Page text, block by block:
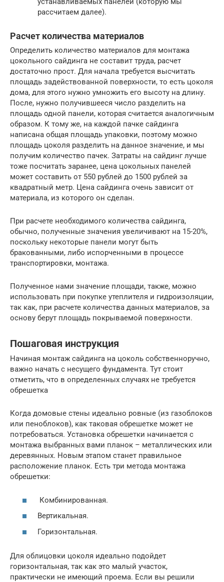
рассчитаем далее).
Расчет количества материалов
Определить количество материалов для монтажа
цокольного сайдинга не составит труда, расчет
достаточно прост. Для начала требуется высчитать
площадь задействованной поверхности, то есть цоколя
дома, для этого нужно умножить его высоту на длину.
После, нужно получившееся число разделить на
площадь одной панели, которая считается аналогичным
образом. К тому же, на каждой пачке сайдинга
написана общая площадь упаковки, поэтому можно
площадь цоколя разделить на данное значение, и мы
получим количество пачек. Затраты на сайдинг лучше
тоже посчитать заранее, цена цокольных панелей
может составить от 550 рублей до 1500 рублей за
квадратный метр. Цена сайдинга очень зависит от
материала, из которого он сделан.
При расчете необходимого количества сайдинга,
обычно, полученные значения увеличивают на 15-20%,
поскольку некоторые панели могут быть
бракованными, либо испорченными в процессе
транспортировки, монтажа.
Полученное нами значение площади, также, можно
использовать при покупке утеплителя и гидроизоляции,
так как, при расчете количества данных материалов, за
основу берут площадь покрываемой поверхности.
Пошаговая инструкция
Начиная монтаж сайдинга на цоколь собственноручно,
важно начать с несущего фундамента. Тут стоит
отметить, что в определенных случаях не требуется
обрешетка
Когда домовые стены идеально ровные (из газоблоков
или пеноблоков), как таковая обрешетке может не
потребоваться. Установка обрешетки начинается с
монтажа выбранных вами планок – металлических или
деревянных. Новым этапом станет правильное
расположение планок. Есть три метода монтажа
обрешетки:
Комбинированная.
Вертикальная.
Горизонтальная.
Для облицовки цоколя идеально подойдет
горизонтальная, так как это малый участок,
практически не имеющий проема. Если вы решили